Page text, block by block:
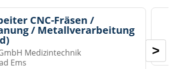
CNC-Fräsen /
/ Metallverarbeitung
Medizintechnik
Ems
>